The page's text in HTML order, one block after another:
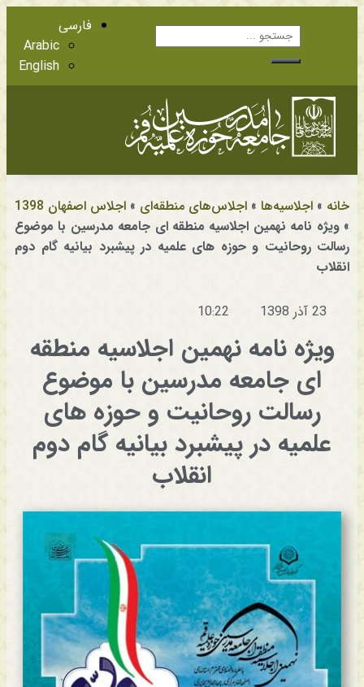
فارسی
Arabic
English
خانه » اجلاسیه‌ها » اجلاس‌های منطقه‌ای » اجلاس اصفهان 1398
»ویژه نامه نهمین اجلاسیه منطقه ای جامعه مدرسین با موضوع
رسالت روحانیت و حوزه های علمیه در پیشبرد بیانیه گام دوم
انقلاب
23 آذر 1398 10:22
ویژه نامه نهمین اجلاسیه منطقه
ای جامعه مدرسین با موضوع
رسالت روحانیت و حوزه های
علمیه در پیشبرد بیانیه گام دوم
انقلاب